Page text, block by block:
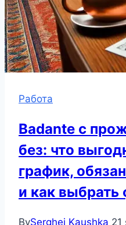
Работа
Badante с
без: что
график,
и как выбрать
BySerghei Kaushka 21